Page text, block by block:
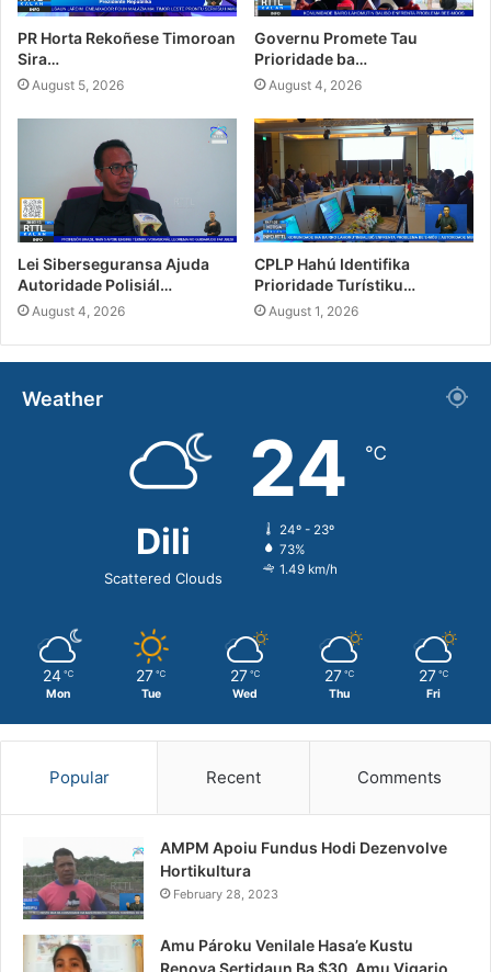
PR Horta Rekoñese Timoroan
Sira…
August 5, 2026
Governu Promete Tau
Prioridade ba…
August 4, 2026
Lei Siberseguransa Ajuda
Autoridade Polisiál…
August 4, 2026
CPLP Hahú Identifika
Prioridade Turístiku…
August 1, 2026
Weather
Dili
Scattered Clouds
24 ℃
24º - 23º
73%
1.49 km/h
24 ℃
Mon
27 ℃
Tue
27 ℃
Wed
27 ℃
Thu
27 ℃
Fri
Popular Recent Comments
AMPM Apoiu Fundus Hodi Dezenvolve
Hortikultura
February 28, 2023
Amu Pároku Venilale Hasa’e Kustu
Renova Sertidaun Ba $30, Amu Vigario